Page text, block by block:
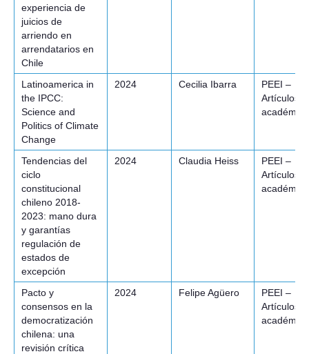
experiencia de
juicios de
arriendo en
arrendatarios en
Chile
Latinoamerica in
the IPCC:
Science and
Politics of Climate
Change
2024 Cecilia Ibarra
PEEI –
Artículos
Tendencias del
ciclo
constitucional
chileno 2018-
2023: mano dura
y garantías
regulación de
estados de
excepción
2024 Claudia Heiss
PEEI –
Artículos
Pacto y
consensos en la
democratización
chilena: una
revisión crítica
2024 Felipe Agüero
PEEI –
Artículos